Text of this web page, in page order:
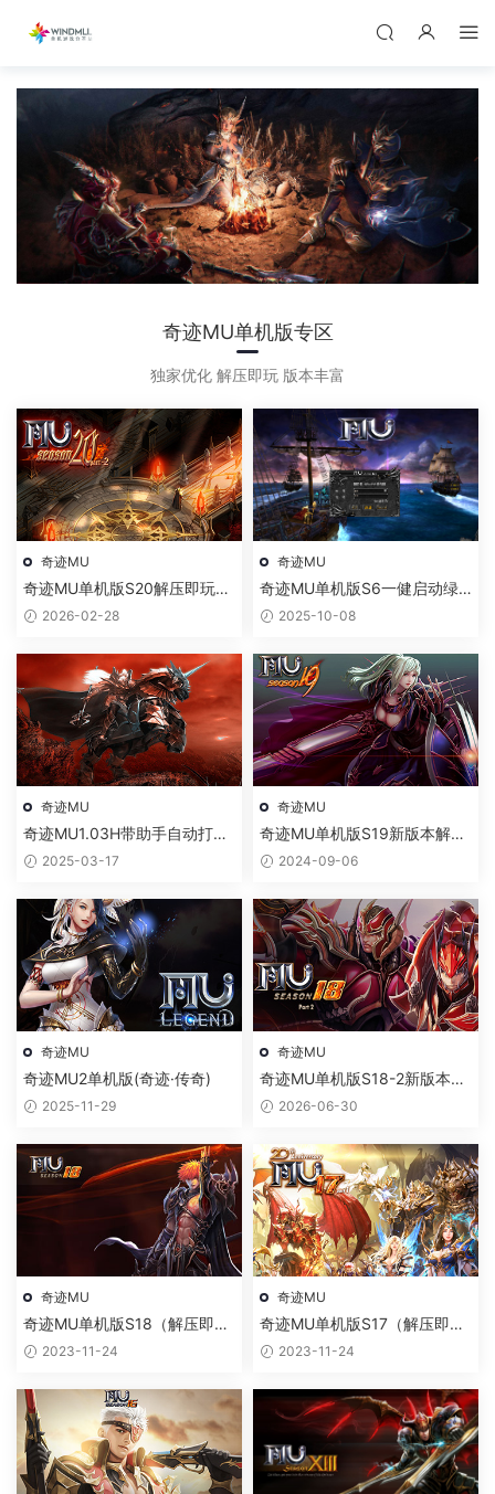
奇迹MU单机版专区
独家优化 解压即玩 版本丰富
奇迹MU
奇迹MU单机版S20解压即玩绿
色一键端
2026-02-28
奇迹MU
奇迹MU单机版S6一健启动绿
色免安装版经典单机游戏
2025-10-08
奇迹MU
奇迹MU1.03H带助手自动打怪
捡物2025-03-17
奇迹MU
奇迹MU单机版S19新版本解压
即玩绿色一键端
2024-09-06
奇迹MU
奇迹MU2单机版(奇迹·传奇)
2025-11-29
奇迹MU
奇迹MU单机版S18-2新版本解
压即玩绿色一键端
2026-06-30
奇迹MU
奇迹MU单机版S18（解压即
玩）2023-11-24
奇迹MU
奇迹MU单机版S17（解压即
玩）2023-11-24